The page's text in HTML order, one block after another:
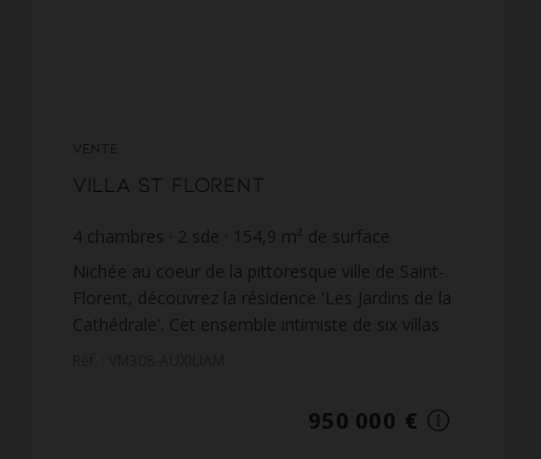
VENTE
Villa St Florent
4 chambres 2 sde 154,9 m² de surface
697
m² de terrain 6 132,99 € prix / m²
Nichée au coeur de la pittoresque ville de Saint-
Florent, découvrez la résidence 'Les Jardins de la
Cathédrale'. Cet ensemble intimiste de six villas
950 000 €